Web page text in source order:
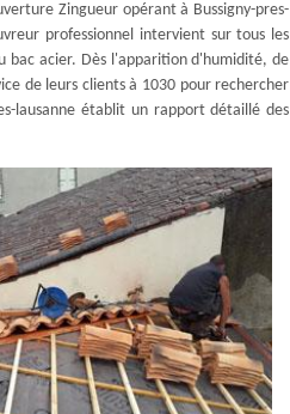
Zingueur opérant à Bussigny-pres-
professionnel intervient sur tous les
bac acier. Dès l'apparition d'humidité, de
de leurs clients à 1030 pour rechercher
lausanne établit un rapport détaillé des